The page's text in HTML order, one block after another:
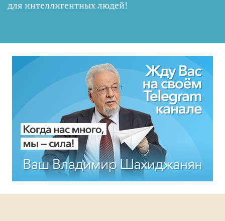
для интеллигентных людей!